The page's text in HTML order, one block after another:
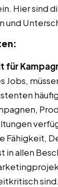
Hier sind
und
für
Jobs,
Fähigkeit,
in allen
sind.